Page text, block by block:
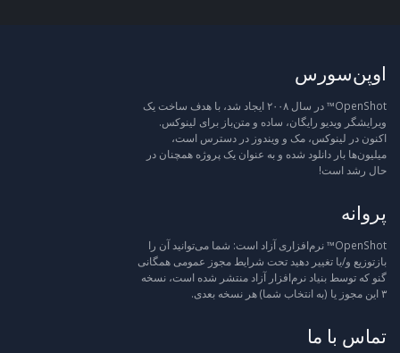
اوپن‌سورس
OpenShot™ در سال ۲۰۰۸ ایجاد شد، با هدف ساخت یک
ویرایشگر ویدیو رایگان، ساده و متن‌باز برای لینوکس.
اکنون در لینوکس، مک و ویندوز در دسترس است،
میلیون‌ها بار دانلود شده و به عنوان یک پروژه همچنان در
حال رشد است!
پروانه
OpenShot™ نرم‌افزاری آزاد است: شما می‌توانید آن را
بازتوزیع و/یا تغییر دهید تحت شرایط مجوز عمومی همگانی
گنو که توسط بنیاد نرم‌افزار آزاد منتشر شده است، نسخه
۳ این مجوز یا (به انتخاب شما) هر نسخه بعدی.
تماس با ما